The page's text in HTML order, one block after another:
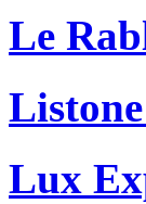
Le
Lux